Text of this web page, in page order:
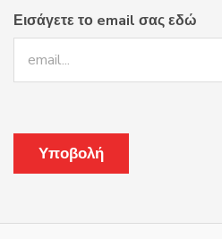
Εισάγετε το email σας εδώ